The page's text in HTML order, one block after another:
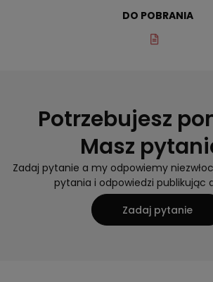
DO POBRANIA
Potrzebujesz
Masz
Zadaj pytanie a my odpowiemy
pytania i odpowiedzi publikując
Zadaj pytanie